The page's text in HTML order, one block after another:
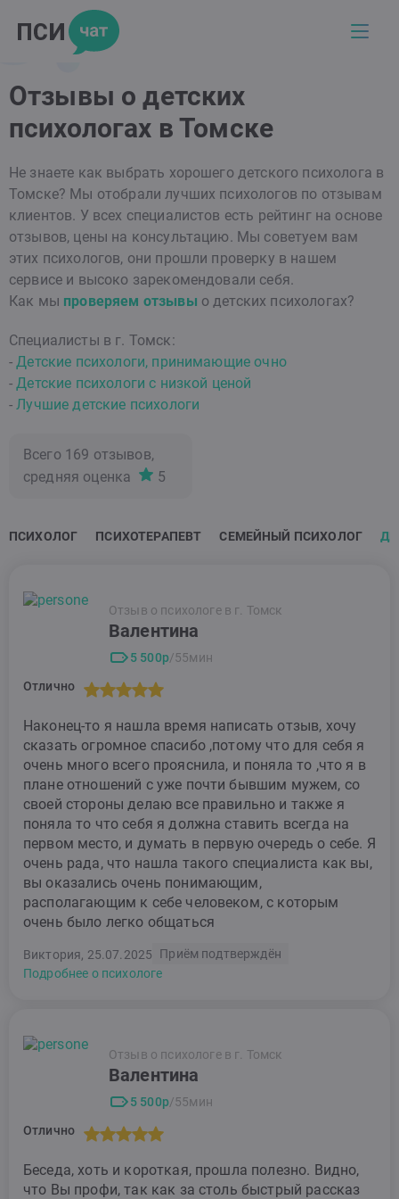
Отзывы о детских
психологах в Томске
Не знаете как выбрать хорошего детского психолога в
Томске? Мы отобрали лучших психологов по отзывам
клиентов. У всех специалистов есть рейтинг на основе
отзывов, цены на консультацию. Мы советуем вам
этих психологов, они прошли проверку в нашем
сервисе и высоко зарекомендовали себя.
Как мы проверяем отзывы о детских психологах?
Специалисты в г. Томск:
-Детские психологи, принимающие очно
-Детские психологи с низкой ценой
-Лучшие детские психологи
Всего 169 отзывов,
средняя оценка
5
ПСИХОЛОГ ПСИХОТЕРАПЕВТ СЕМЕЙНЫЙ ПСИХОЛОГ
Отзыв о психологе в г. Томск
Валентина
5 500р/55мин
Отлично
Наконец-то я нашла время написать отзыв, хочу
сказать огромное спасибо ,потому что для себя я
очень много всего прояснила, и поняла то ,что я в
плане отношений с уже почти бывшим мужем, со
своей стороны делаю все правильно и также я
поняла то что себя я должна ставить всегда на
первом место, и думать в первую очередь о себе. Я
очень рада, что нашла такого специалиста как вы,
вы оказались очень понимающим,
располагающим к себе человеком, с которым
очень было легко общаться
Виктория, 25.07.2025
Приём подтверждён
Подробнее о психологе
Отзыв о психологе в г. Томск
Валентина
5 500р/55мин
Отлично
Беседа, хоть и короткая, прошла полезно. Видно,
что Вы профи, так как за столь быстрый рассказ